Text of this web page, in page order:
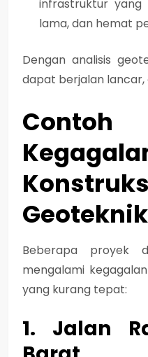
infrastruktur yang
lama, dan hemat
Dengan analisis
dapat berjalan
Geoteknik
Beberapa proyek
mengalami
yang kurang tepat:
1. Jalan